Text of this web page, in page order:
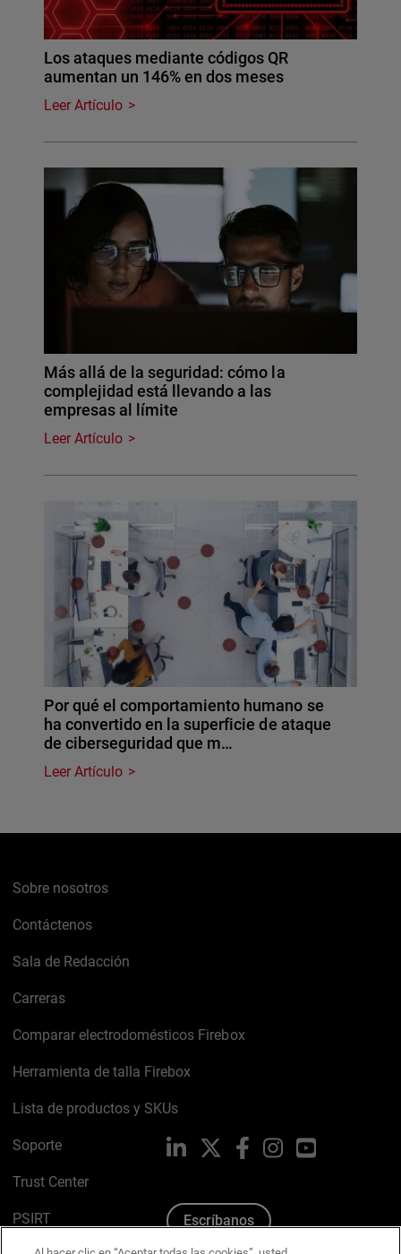
Los ataques mediante códigos QR
aumentan un 146% en dos meses
Leer Artículo
Más allá de la seguridad: cómo la
complejidad está llevando a las
empresas al límite
Leer Artículo
Por qué el comportamiento humano se
ha convertido en la superficie de ataque
de ciberseguridad que m…
Leer Artículo
Sobre nosotros
Contáctenos
Sala de Redacción
Carreras
Comparar electrodomésticos Firebox
Herramienta de talla Firebox
Lista de productos y SKUs
Soporte
Trust Center
PSIRT
LinkedIn FacebookInstagramYouTube
Escríbanos